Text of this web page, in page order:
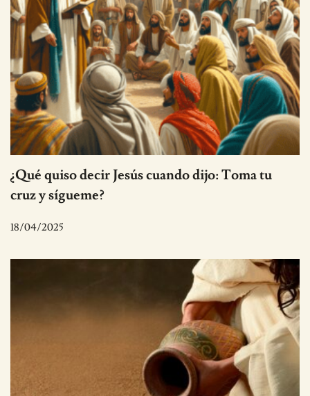
¿Qué quiso decir Jesús cuando dijo: Toma tu
cruz y sígueme?
18/04/2025